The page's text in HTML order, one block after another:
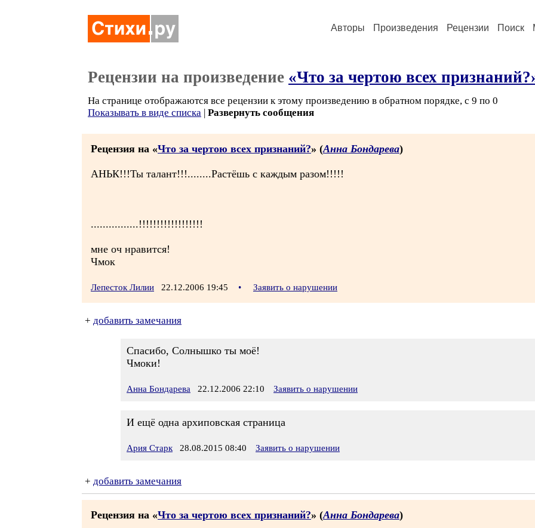
Авторы Произведения Рецензии Поиск
Рецензии на произведение «Что за чертою всех
На странице отображаются все рецензии к этому произведению в обратном порядке, с 9 по 0
Показывать в виде списка | Развернуть сообщения
Рецензия на «Что за чертою всех признаний?» (Анна Бондарева)
АНЬК!!!Ты талант!!!........Растёшь с каждым разом!!!!!
................!!!!!!!!!!!!!!!!!!
мне оч нравится!
Чмок
Лепесток Лилии 22.12.2006 19:45 • Заявить о нарушении
+ добавить замечания
Спасибо, Солнышко ты моё!
Чмоки!
Анна Бондарева 22.12.2006 22:10 Заявить о нарушении
И ещё одна архиповская страница
Ария Старк 28.08.2015 08:40 Заявить о нарушении
+ добавить замечания
Рецензия на «Что за чертою всех признаний?» (Анна Бондарева)